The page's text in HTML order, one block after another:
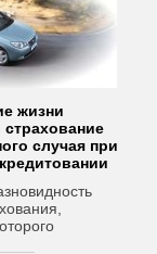
жизни
случая при